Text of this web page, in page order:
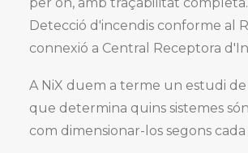
Detecció d'incendis conforme al
connexió a Central Receptora
A NiX duem a terme un estudi de
que determina quins sistemes
com dimensionar-los segons cada